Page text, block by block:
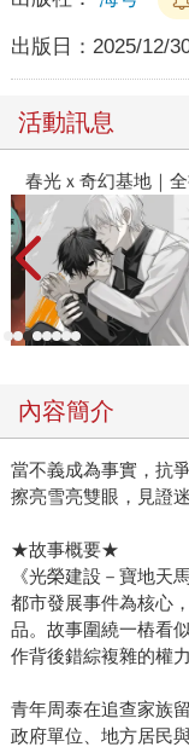
出版日： 2025/12/
活動訊息
春光ｘ奇幻基地｜
內容簡介
當不義成為事實，抗
擦亮雪亮雙眼，見證
★故事概要★
《光榮建設－寶地天
都市發展事件為核心
品。故事圍繞一樁看
作背後錯綜複雜的權
青年周泰在追查家族
政府單位、地方居民